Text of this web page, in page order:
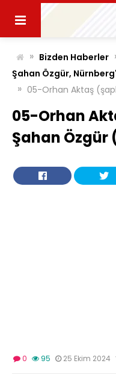
content
» Bizden Haberler
Şahan Özgür,
» 05-Orhan Aktaş
05-Orhan
Şahan Özgür
0 95 25 Ekim 2024